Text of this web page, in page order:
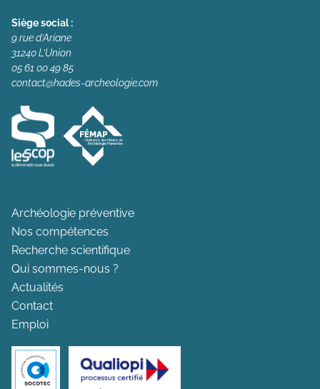
Siège social :
9 rue d’Ariane
31240 L’Union
05 61 00 49 85
contact@hades-archeologie.com
Archéologie préventive
Nos compétences
Recherche scientifique
Qui sommes-nous ?
Actualités
Contact
Emploi